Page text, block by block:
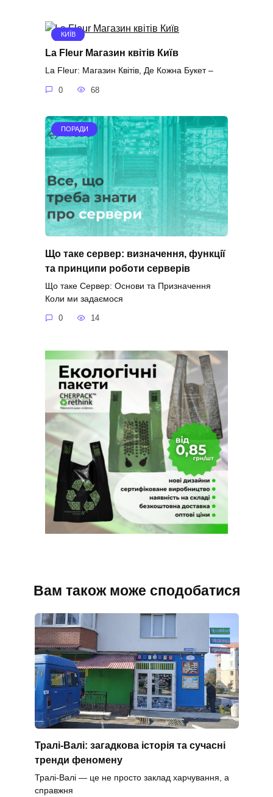
КИЇВ
La Fleur Магазин квітів Київ
La Fleur: Магазин Квітів, Де Кожна Букет –
0 68
ПОРАДИ
Що таке сервер: визначення, функції
та принципи роботи серверів
Що таке Сервер: Основи та Призначення
Коли ми задаємося
0 14
Вам також може сподобатися
Тралі-Валі: загадкова історія та сучасні
тренди феномену
Тралі-Валі — це не просто заклад харчування, а
справжня